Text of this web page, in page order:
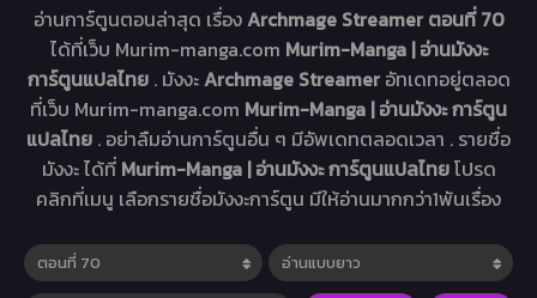
อ่านการ์ตูนตอนล่าสุด เรื่องArchmage Streamer ตอนที่ 70
ได้ที่เว็บ Murim-manga.com Murim-Manga | อ่านมังงะ
การ์ตูนแปลไทย . มังงะArchmage Streamer อัทเดทอยู่ตลอด
ที่เว็บ Murim-manga.com Murim-Manga | อ่านมังงะ การ์ตูน
แปลไทย . อย่าลืมอ่านการ์ตูนอื่น ๆ มีอัพเดทตลอดเวลา . รายชื่อ
มังงะ ได้ที่ Murim-Manga | อ่านมังงะ การ์ตูนแปลไทยโปรด
คลิกที่เมนู เลือกรายชื่อมังงะการ์ตูน มีให้อ่านมากกว่า1พันเรื่อง